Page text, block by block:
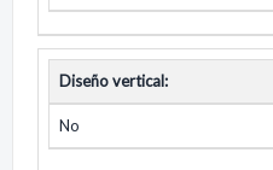
Diseño vertical:
No